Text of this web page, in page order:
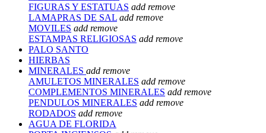
FIGURAS Y ESTATUAS add remove
LAMAPRAS DE SAL add remove
MOVILES add remove
ESTAMPAS RELIGIOSAS add remove
PALO SANTO
HIERBAS
MINERALES add remove
AMULETOS MINERALES add remove
COMPLEMENTOS MINERALES add remove
PENDULOS MINERALES add remove
RODADOS add remove
AGUA DE FLORIDA